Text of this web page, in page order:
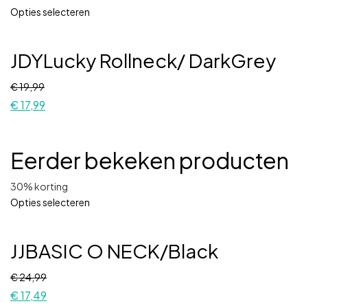
Opties selecteren
JDYLucky Rollneck/ DarkGrey
€19,99
€17,99
Eerder bekeken producten
30% korting
Opties selecteren
JJBASIC O NECK/Black
€24,99
€17,49